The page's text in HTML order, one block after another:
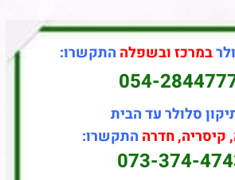
במרכז ובשפלה התקשרו:
054-
סלולר עד הבית
קיסריה, חדרה התקשרו:
073-374-